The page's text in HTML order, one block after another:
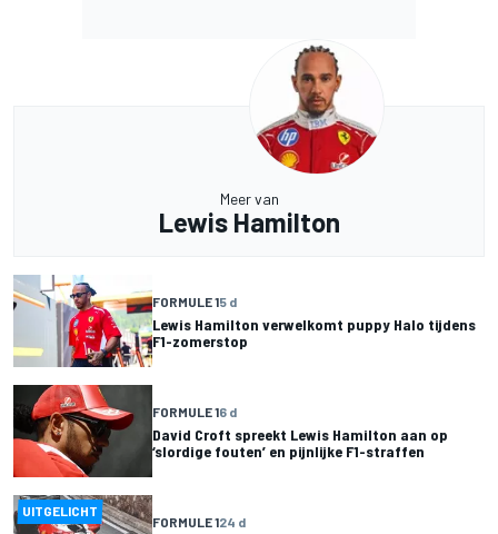
Meer van
Lewis Hamilton
FORMULE 15 d
Lewis Hamilton verwelkomt puppy Halo tijdens
F1-zomerstop
FORMULE 16 d
David Croft spreekt Lewis Hamilton aan op
‘slordige fouten’ en pijnlijke F1-straffen
UITGELICHT
FORMULE 124 d